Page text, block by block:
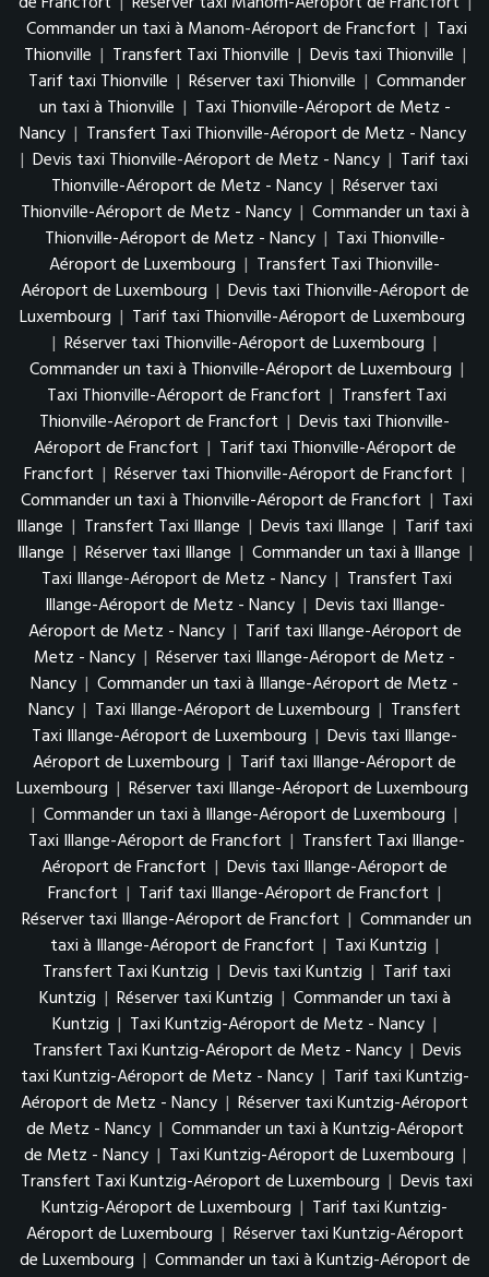
Commander un taxi à Manom-Aéroport de Francfort | Taxi
Thionville | Transfert Taxi Thionville | Devis taxi Thionville |
Tarif taxi Thionville | Réserver taxi Thionville | Commander
un taxi à Thionville | Taxi Thionville-Aéroport de Metz -
Nancy | Transfert Taxi Thionville-Aéroport de Metz - Nancy
| Devis taxi Thionville-Aéroport de Metz - Nancy | Tarif taxi
Thionville-Aéroport de Metz - Nancy | Réserver taxi
Thionville-Aéroport de Metz - Nancy | Commander un taxi à
Thionville-Aéroport de Metz - Nancy | Taxi Thionville-
Aéroport de Luxembourg | Transfert Taxi Thionville-
Aéroport de Luxembourg | Devis taxi Thionville-Aéroport de
Luxembourg | Tarif taxi Thionville-Aéroport de Luxembourg
| Réserver taxi Thionville-Aéroport de Luxembourg |
Commander un taxi à Thionville-Aéroport de Luxembourg |
Taxi Thionville-Aéroport de Francfort | Transfert Taxi
Thionville-Aéroport de Francfort | Devis taxi Thionville-
Aéroport de Francfort | Tarif taxi Thionville-Aéroport de
Francfort | Réserver taxi Thionville-Aéroport de Francfort |
Commander un taxi à Thionville-Aéroport de Francfort | Taxi
Illange | Transfert Taxi Illange | Devis taxi Illange | Tarif taxi
Illange | Réserver taxi Illange | Commander un taxi à Illange |
Taxi Illange-Aéroport de Metz - Nancy | Transfert Taxi
Illange-Aéroport de Metz - Nancy | Devis taxi Illange-
Aéroport de Metz - Nancy | Tarif taxi Illange-Aéroport de
Metz - Nancy | Réserver taxi Illange-Aéroport de Metz -
Nancy | Commander un taxi à Illange-Aéroport de Metz -
Nancy | Taxi Illange-Aéroport de Luxembourg | Transfert
Taxi Illange-Aéroport de Luxembourg | Devis taxi Illange-
Aéroport de Luxembourg | Tarif taxi Illange-Aéroport de
Luxembourg | Réserver taxi Illange-Aéroport de Luxembourg
| Commander un taxi à Illange-Aéroport de Luxembourg |
Taxi Illange-Aéroport de Francfort | Transfert Taxi Illange-
Aéroport de Francfort | Devis taxi Illange-Aéroport de
Francfort | Tarif taxi Illange-Aéroport de Francfort |
Réserver taxi Illange-Aéroport de Francfort | Commander un
taxi à Illange-Aéroport de Francfort | Taxi Kuntzig |
Transfert Taxi Kuntzig | Devis taxi Kuntzig | Tarif taxi
Kuntzig | Réserver taxi Kuntzig | Commander un taxi à
Kuntzig | Taxi Kuntzig-Aéroport de Metz - Nancy |
Transfert Taxi Kuntzig-Aéroport de Metz - Nancy | Devis
taxi Kuntzig-Aéroport de Metz - Nancy | Tarif taxi Kuntzig-
Aéroport de Metz - Nancy | Réserver taxi Kuntzig-Aéroport
de Metz - Nancy | Commander un taxi à Kuntzig-Aéroport
de Metz - Nancy | Taxi Kuntzig-Aéroport de Luxembourg |
Transfert Taxi Kuntzig-Aéroport de Luxembourg | Devis taxi
Kuntzig-Aéroport de Luxembourg | Tarif taxi Kuntzig-
Aéroport de Luxembourg | Réserver taxi Kuntzig-Aéroport
de Luxembourg | Commander un taxi à Kuntzig-Aéroport de